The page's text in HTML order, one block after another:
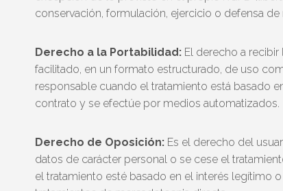
conservación, formulación, ejercicio o defensa de
Derecho a la Portabilidad: El derecho a
facilitado, en un formato estructurado, de uso
responsable cuando el tratamiento está basado
contrato y se efectúe por medios automatizados.
Derecho de Oposición: Es el derecho del
datos de carácter personal o se cese el
el tratamiento esté basado en el interés legítimo